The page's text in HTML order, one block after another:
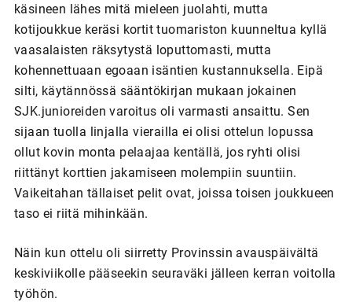
käsineen lähes mitä mieleen juolahti, mutta
kotijoukkue keräsi kortit tuomariston kuunneltua kyllä
vaasalaisten räksytystä loputtomasti, mutta
kohennettuaan egoaan isäntien kustannuksella. Eipä
silti, käytännössä sääntökirjan mukaan jokainen
SJK.junioreiden varoitus oli varmasti ansaittu. Sen
sijaan tuolla linjalla vierailla ei olisi ottelun lopussa
ollut kovin monta pelaajaa kentällä, jos ryhti olisi
riittänyt korttien jakamiseen molempiin suuntiin.
Vaikeitahan tällaiset pelit ovat, joissa toisen joukkueen
taso ei riitä mihinkään.
Näin kun ottelu oli siirretty Provinssin avauspäivältä
keskiviikolle pääseekin seuraväki jälleen kerran voitolla
työhön.